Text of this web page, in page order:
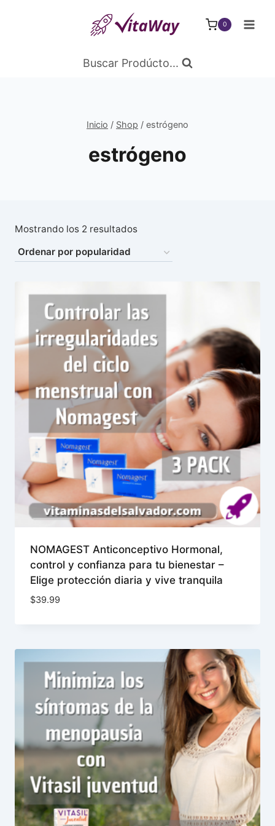
0
Buscar Prodúcto...
Inicio / Shop / estrógeno
estrógeno
Mostrando los 2 resultadosOrdenado
popularidad
NOMAGEST Anticonceptivo Hormonal,
control y confianza para tu bienestar –
Elige protección diaria y vive tranquila
$39.99